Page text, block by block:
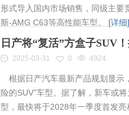
形式导入国内市场销售，同级主要
斯-AMG C63等高性能车型。 [详细]
日产将“复活”方盒子SUV
2025-03-31 0 4924
根据日产汽车最新产品规划显示
险的SUV”车型。据了解，新车或
型，最快将于2028年一季度首发